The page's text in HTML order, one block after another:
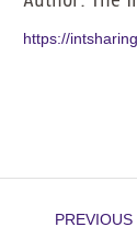
https://
PREVIOUS